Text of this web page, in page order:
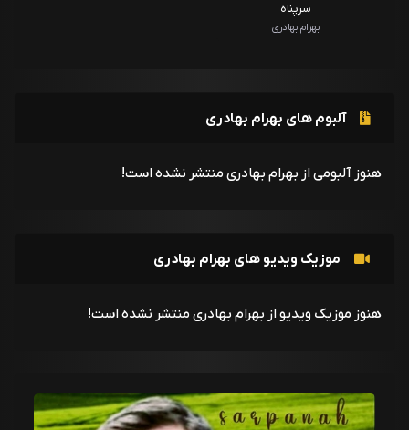
سرپناه
بهرام بهادری
آلبوم های بهرام بهادری
هنوز آلبومی از بهرام بهادری منتشر نشده است!
موزیک ویدیو های بهرام بهادری
هنوز موزیک ویدیو از بهرام بهادری منتشر نشده است!